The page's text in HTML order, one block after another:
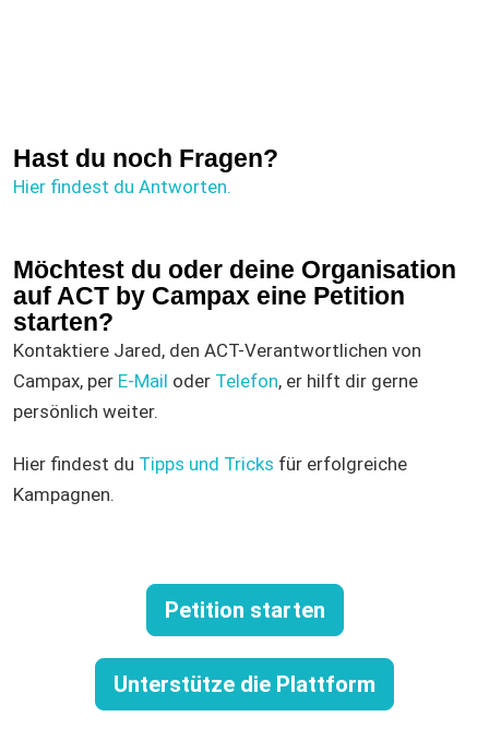
Hast du noch Fragen?
Hier findest du Antworten.
Möchtest du oder deine Organisation
auf ACT by Campax eine Petition
starten?
Kontaktiere Jared, den ACT-Verantwortlichen von
Campax, per E-Mail oder Telefon, er hilft dir gerne
persönlich weiter.
Hier findest du Tipps und Tricks für erfolgreiche
Kampagnen.
Petition starten
Unterstütze die Plattform